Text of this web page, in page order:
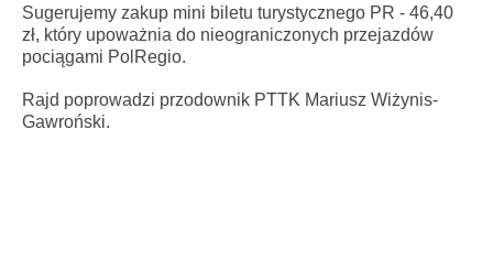
Sugerujemy zakup mini biletu turystycznego PR - 46,40
zł, który upoważnia do nieograniczonych przejazdów
pociągami PolRegio.
Rajd poprowadzi przodownik PTTK Mariusz Wiżynis-
Gawroński.